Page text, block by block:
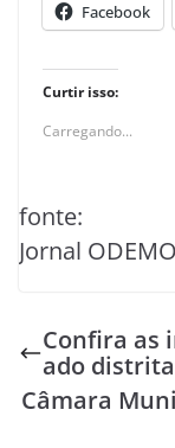
Facebook
Curtir isso:
Carregando...
fonte:
Jornal
Confira as
ado
Câmara